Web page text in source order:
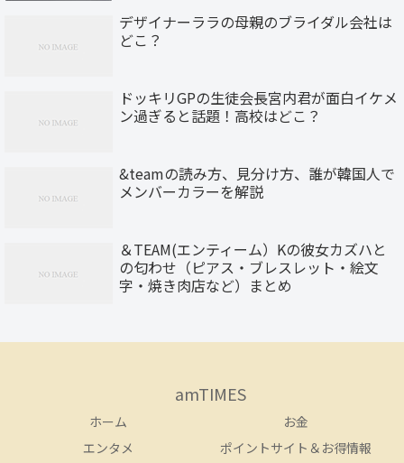
デザイナーララの母親のブライダル会社は
どこ？
ドッキリGPの生徒会長宮内君が面白イケメ
ン過ぎると話題！高校はどこ？
&teamの読み方、見分け方、誰が韓国人で
メンバーカラーを解説
＆TEAM(エンティーム）Kの彼女カズハと
の匂わせ（ピアス・ブレスレット・絵文
字・焼き肉店など）まとめ
amTIMES
ホーム
お金
エンタメ
ポイントサイト＆お得情報